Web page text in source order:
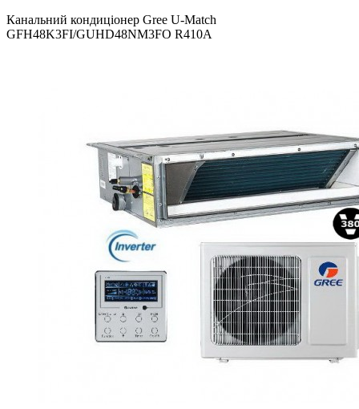
Канальний кондиціонер Gree U-Match
GFH48K3FI/GUHD48NM3FO R410A